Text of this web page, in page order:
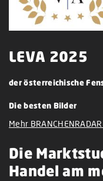
LEVA 2025
der österreichische
Die besten Bilder
Mehr
Die
Handel am